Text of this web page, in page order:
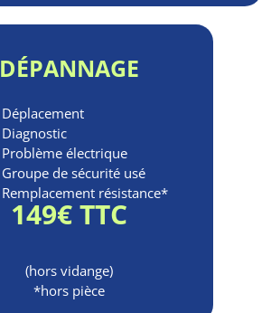
DÉPANNAGE
Déplacement
Diagnostic
Problème électrique
Groupe de sécurité usé
Remplacement résistance*
149€ TTC
(hors vidange)
*hors pièce